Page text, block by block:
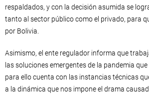
respaldados, y con la decisión asumida se
tanto al sector público como el privado, para
por Bolivia.
Asimismo, el ente regulador informa que
las soluciones emergentes de la pandemia
para ello cuenta con las instancias técnicas
a la dinámica que nos impone el drama